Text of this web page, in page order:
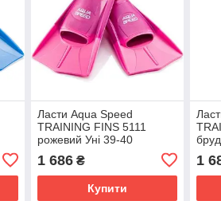
Ласти Aqua Speed
TRAINING FINS 5111
рожевий Уні 39-40
1 686₴
Купити
1